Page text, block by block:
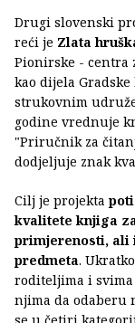
Drugi slovenski
reći je Zlata
Pionirske - centra
kao dijela
strukovnim
godine vrednuje
"Priručnik za
dodjeljuje znak
Cilj je projekta
kvalitete knjiga
primjerenosti, ali
predmeta.
roditeljima i svima
njima da odaberu